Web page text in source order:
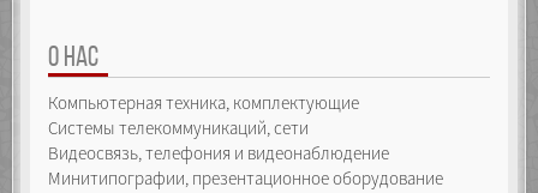
О НАС
Компьютерная техника, комплектующие
Системы телекоммуникаций, сети
Видеосвязь, телефония и видеонаблюдение
Минитипографии, презентационное оборудование